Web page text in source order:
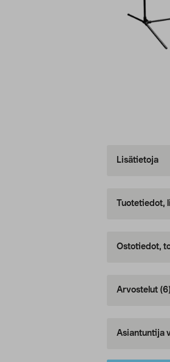
Lisätietoja
Ostotiedot,
Arvostelut (6)
Asiantuntija